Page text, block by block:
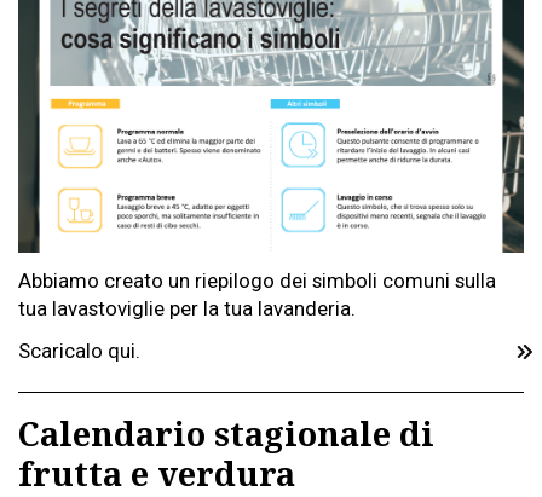
Abbiamo creato un riepilogo dei simboli comuni sulla
tua lavastoviglie per la tua lavanderia.
Scaricalo qui.
Calendario stagionale di
frutta e verdura